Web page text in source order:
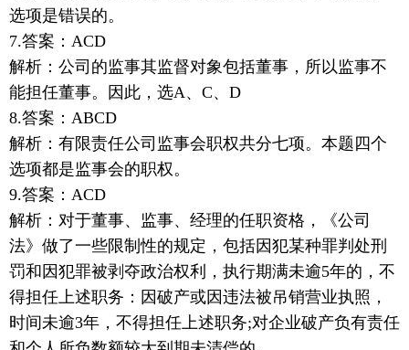
选项是错误的。
7.答案：ACD
解析：公司的监事其监督对象包括董事，所以监事不
能担任董事。因此，选A、C、D
8.答案：ABCD
解析：有限责任公司监事会职权共分七项。本题四个
选项都是监事会的职权。
9.答案：ACD
解析：对于董事、监事、经理的任职资格，《公司
法》做了一些限制性的规定，包括因犯某种罪判处刑
罚和因犯罪被剥夺政治权利，执行期满未逾5年的，不
得担任上述职务：因破产或因违法被吊销营业执照，
时间未逾3年，不得担任上述职务;对企业破产负有责任